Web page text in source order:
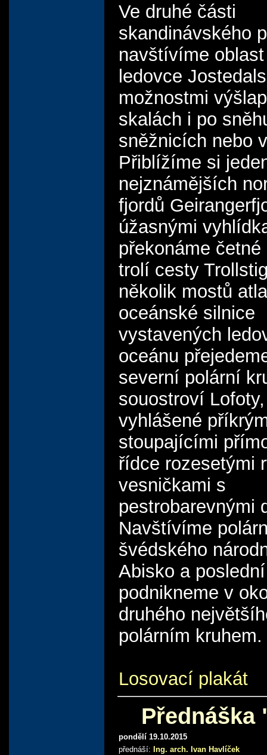
Ve druhé části
skandinávského
navštívíme
ledovce
možnostmi
skalách i po
sněžnicích nebo
Přiblížíme si
nejznámějších
fjordů
úžasnými
překonáme
trolí cesty
několik mostů
oceánské silnice
vystavených
oceánu
severní polární
souostroví
vyhlášené
stoupajícími
řídce rozesetými
vesničkami s
pestrobarevnými
Navštívíme
švédského
Abisko a
podnikneme v
druhého
polárním kruhem.
Losovací plakát
Přednáška
pondělí 19.10.2015
přednáší: Ing. arch. Ivan Havlíček